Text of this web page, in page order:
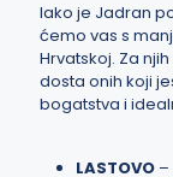
Iako je Jadran
ćemo vas s
Hrvatskoj. Za
dosta onih koji
bogatstva i
LASTOVO